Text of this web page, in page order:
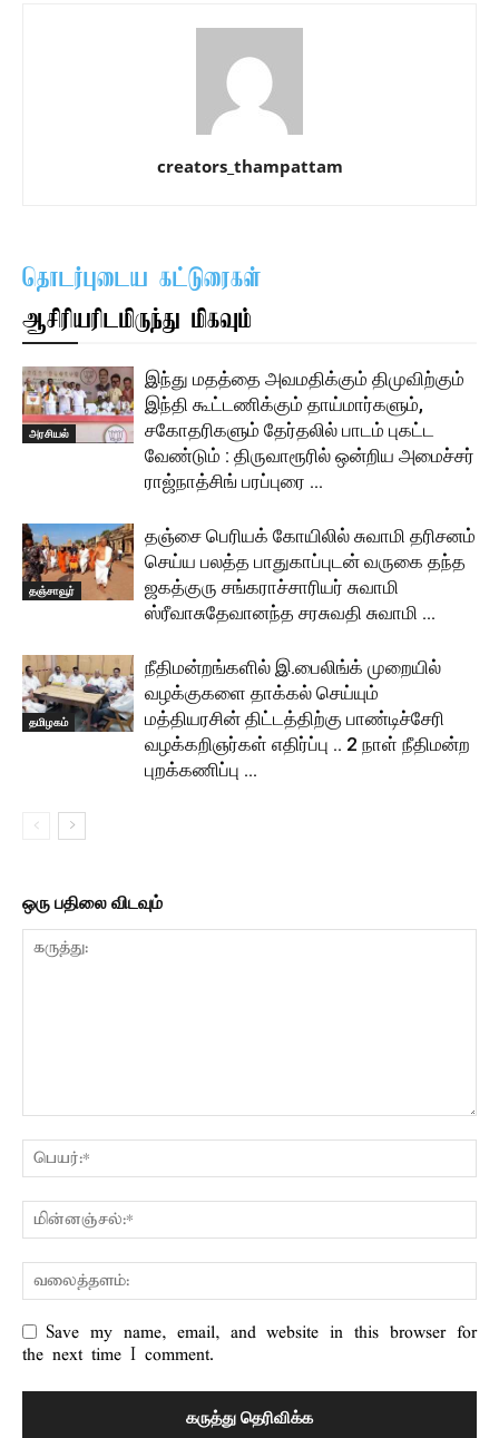
creators_thampattam
தொடர்புடைய கட்டுரைகள்
ஆசிரியரிடமிருந்து மிகவும்
அரசியல்
இந்து மதத்தை அவமதிக்கும் திமுவிற்கும்
இந்தி கூட்டணிக்கும் தாய்மார்களும்,
சகோதரிகளும் தேர்தலில் பாடம் புகட்ட
வேண்டும் : திருவாரூரில் ஒன்றிய அமைச்சர்
ராஜ்நாத்சிங் பரப்புரை …
தஞ்சாவூர்
தஞ்சை பெரியக் கோயிலில் சுவாமி தரிசனம்
செய்ய பலத்த பாதுகாப்புடன் வருகை தந்த
ஜகத்குரு சங்கராச்சாரியர் சுவாமி
ஸ்ரீவாசுதேவானந்த சரசுவதி சுவாமி …
தமிழகம்
நீதிமன்றங்களில் இ.பைலிங்க் முறையில்
வழக்குகளை தாக்கல் செய்யும்
மத்தியரசின் திட்டத்திற்கு பாண்டிச்சேரி
வழக்கறிஞர்கள் எதிர்ப்பு .. 2 நாள் நீதிமன்ற
புறக்கணிப்பு …
ஒரு பதிலை விடவும்
Save my name, email, and website in this browser for
the next time I comment.